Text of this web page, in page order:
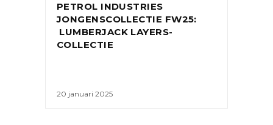
PETROL INDUSTRIES
JONGENSCOLLECTIE FW25:
LUMBERJACK LAYERS-
COLLECTIE
20 januari 2025